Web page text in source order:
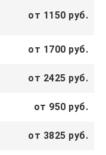
от 1150 руб.
от 1700 руб.
от 2425 руб.
от 950 руб.
от 3825 руб.